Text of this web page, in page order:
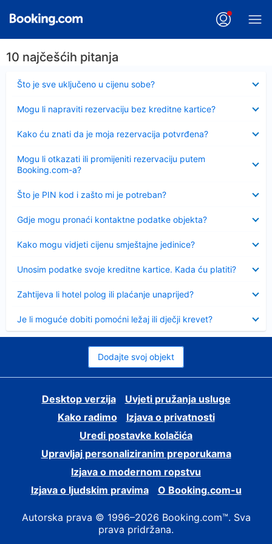
10 najčešćih pitanja
Što je sve uključeno u cijenu sobe?
Sažeto
Mogu li napraviti rezervaciju bez kreditne kartice?
Kako ću znati da je moja rezervacija potvrđena?
Mogu li otkazati ili promijeniti rezervaciju putem
Booking.com-a?
Što je PIN kod i zašto mi je potreban?
Sažeto
Gdje mogu pronaći kontaktne podatke objekta?
Kako mogu vidjeti cijenu smještajne jedinice?
Unosim podatke svoje kreditne kartice. Kada ću platiti?
Zahtijeva li hotel polog ili plaćanje unaprijed?
Je li moguće dobiti pomoćni ležaj ili dječji krevet?
Dodajte svoj objekt
Desktop verzija
Uvjeti pružanja usluge
Kako radimo
Izjava o privatnosti
Uredi postavke kolačića
Upravljaj personaliziranim preporukama
Izjava o modernom ropstvu
Izjava o ljudskim pravima
O Booking.com-u
Autorska prava © 1996–2026 Booking.com™. Sva
prava pridržana.